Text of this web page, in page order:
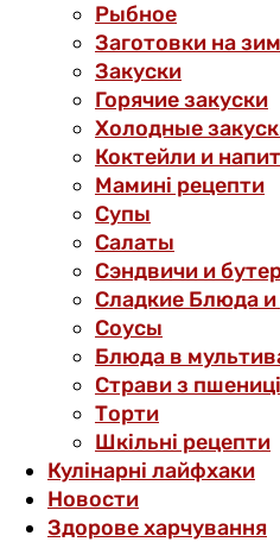
Рыбное
Заготовки на
Закуски
Горячие закуски
Холодные
Коктейли и
Мамині рецепти
Супы
Салаты
Сэндвичи и
Сладкие Блюда
Соусы
Блюда в
Страви з пшениці
Торти
Шкільні рецепти
Кулінарні лайфхаки
Новости
Здорове харчування